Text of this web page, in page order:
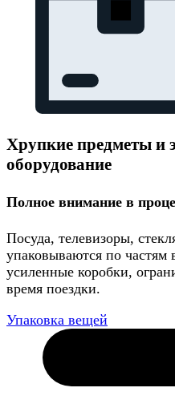
Хрупкие предметы и
оборудование
Полное внимание в
Посуда, телевизоры,
упаковываются по
усиленные коробки,
время поездки.
Упаковка вещей